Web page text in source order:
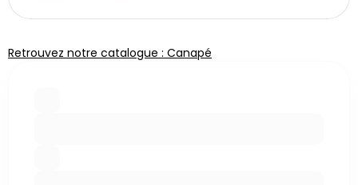
Retrouvez notre catalogue : Canapé